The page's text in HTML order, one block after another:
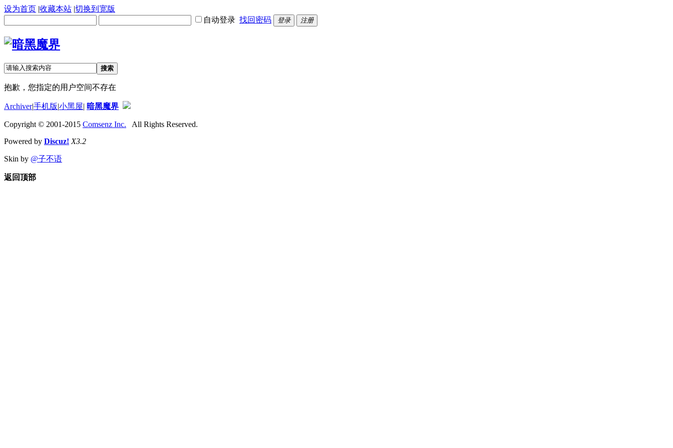
设为首页 |收藏本站 |切换到宽版
自动登录 找回密码 登录 注册
搜索
抱歉，您指定的用户空间不存在
Archiver|手机版|小黑屋| 暗黑魔界
Copyright © 2001-2015 Comsenz Inc. All Rights Reserved.
Powered by Discuz! X3.2
Skin by @子不语
返回顶部